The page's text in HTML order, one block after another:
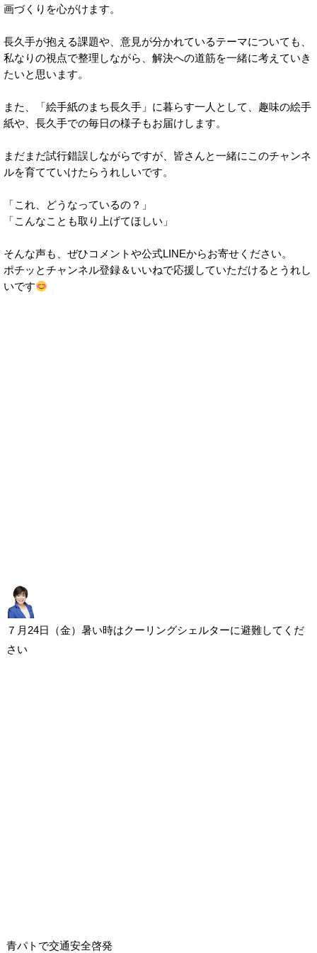
画づくりを心がけます。
長久手が抱える課題や、意見が分かれているテーマについても、
私なりの視点で整理しながら、解決への道筋を一緒に考えていき
たいと思います。
また、「絵手紙のまち長久手」に暮らす一人として、趣味の絵手
紙や、長久手での毎日の様子もお届けします。
まだまだ試行錯誤しながらですが、皆さんと一緒にこのチャンネ
ルを育てていけたらうれしいです。
「これ、どうなっているの？」
「こんなことも取り上げてほしい」
そんな声も、ぜひコメントや公式LINEからお寄せください。
ポチッとチャンネル登録＆いいねで応援していただけるとうれし
いです
７月24日（金）暑い時はクーリングシェルターに避難してくだ
さい
青パトで交通安全啓発